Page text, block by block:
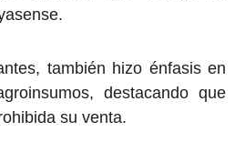
también hizo énfasis en
destacando que
su venta.